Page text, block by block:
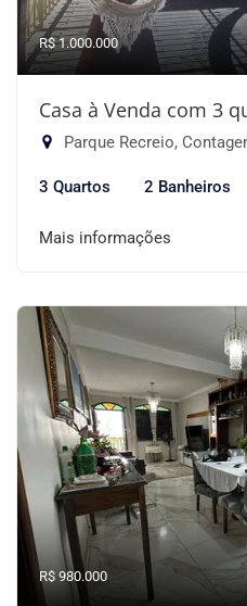
R$ 1.000.000
Casa à Venda com 3
Parque Recreio,
3 Quartos 2 Banheiros
Mais informações
R$ 980.000